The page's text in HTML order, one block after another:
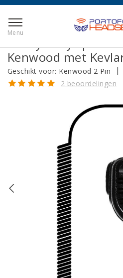
Menu
Heavy Duty
met Kevlar kabel
Heavy Duty
Kenwood met
Geschikt voor: Kenwood 2 Pin |
2 beoordelingen